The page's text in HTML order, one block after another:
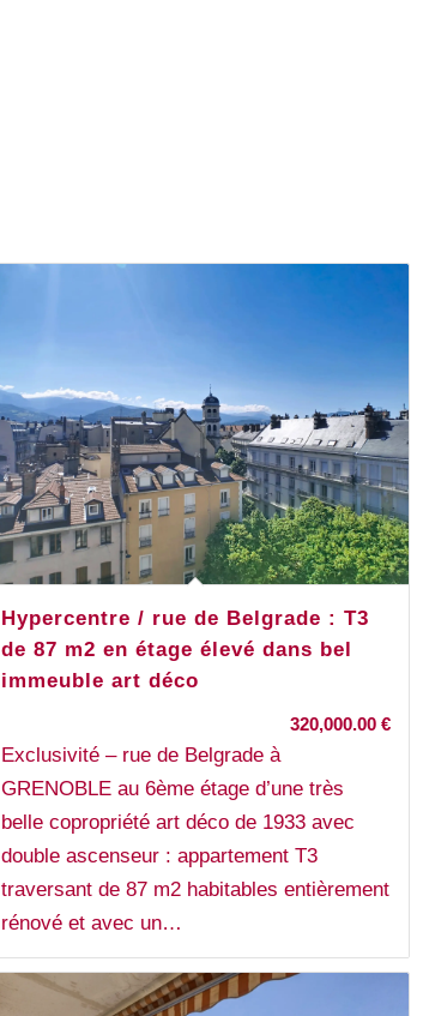
Hypercentre / rue de Belgrade : T3
de 87 m2 en étage élevé dans bel
immeuble art déco
320,000.00€
Exclusivité – rue de Belgrade à
GRENOBLE au 6ème étage d’une très
belle copropriété art déco de 1933 avec
double ascenseur : appartement T3
traversant de 87 m2 habitables entièrement
rénové et avec un…